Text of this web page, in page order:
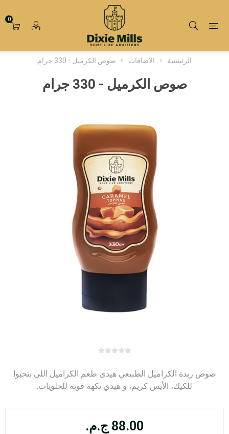
0
الرئيسية الاضافات صوص الكرميل - 330 جرام
صوص الكرميل - 330 جرام
صوص زبدة الكراميل الطبيعي هيدى طعم الكراميل اللي بتحبوا
للكيك، الأيس كريم، و هيدي نكهة قوية للحلويات.
88.00 ج.م.